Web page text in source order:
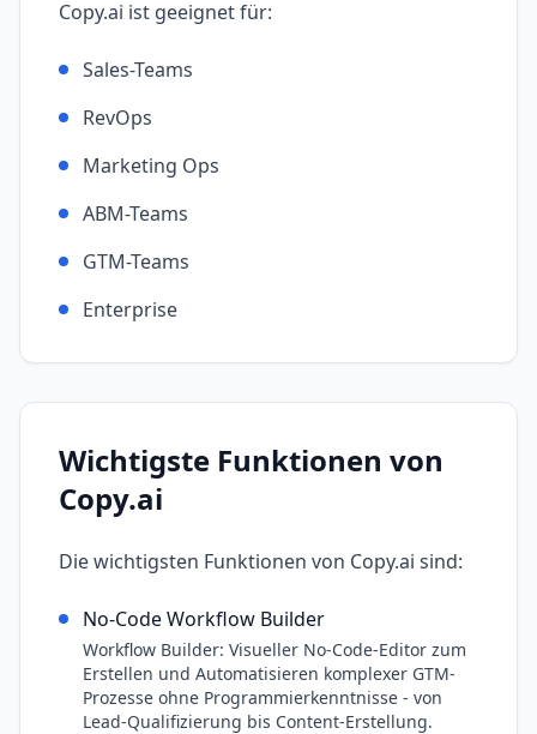
Copy.ai ist geeignet für:
Sales-Teams
RevOps
Marketing Ops
ABM-Teams
GTM-Teams
Enterprise
Wichtigste Funktionen von
Copy.ai
Die wichtigsten Funktionen von Copy.ai sind:
No-Code Workflow Builder
Workflow Builder: Visueller No-Code-Editor zum
Erstellen und Automatisieren komplexer GTM-
Prozesse ohne Programmierkenntnisse - von
Lead-Qualifizierung bis Content-Erstellung.